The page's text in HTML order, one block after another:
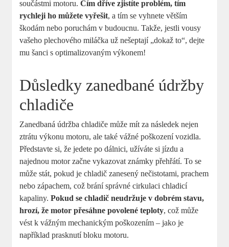
součástmi motoru.Čím dříve zjistíte problém, tím
rychleji ho můžete vyřešit, a tím se vyhnete větším
škodám nebo poruchám v budoucnu. Takže, jestli vousy
vašeho plechového miláčka už nešeptají „dokaž to“, dejte
mu šanci s optimalizovaným výkonem!
Důsledky zanedbané údržby
chladiče
Zanedbaná údržba chladiče může mít za následek nejen
ztrátu výkonu motoru, ale také vážné poškození vozidla.
Představte si, že jedete po dálnici, užíváte si jízdu a
najednou motor začne vykazovat známky přehřátí. To se
může stát, pokud je chladič zanesený nečistotami, prachem
nebo zápachem, což brání správné cirkulaci chladicí
kapaliny.Pokud se chladič neudržuje v dobrém stavu,
hrozí, že motor přesáhne povolené teploty, což může
vést k vážným mechanickým poškozením – jako je
například prasknutí bloku motoru.